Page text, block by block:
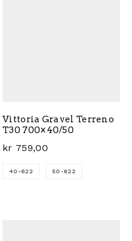
Vittoria Gravel Terreno
T30 700×40/50
kr 759,00
40-622 50-622